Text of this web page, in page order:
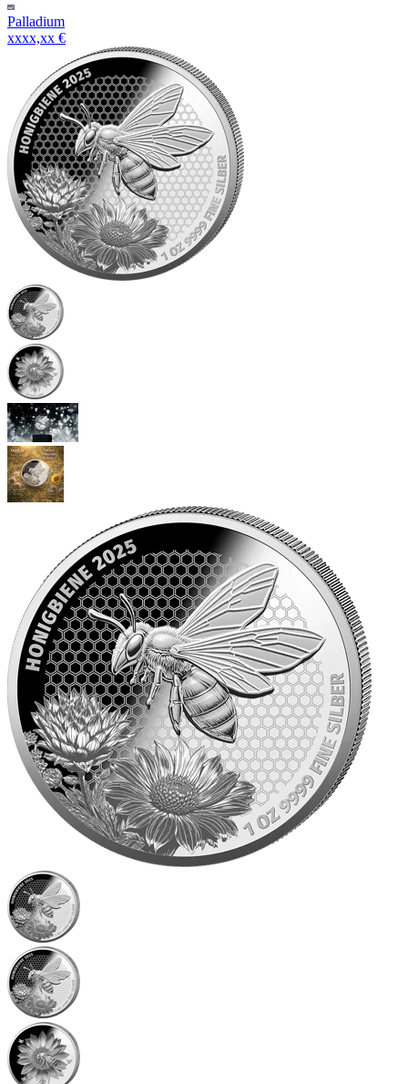
Palladium
xxxx,xx €